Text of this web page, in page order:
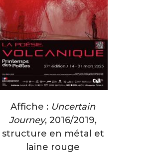
Affiche : Uncertain
Journey, 2016/2019,
structure en métal et
laine rouge